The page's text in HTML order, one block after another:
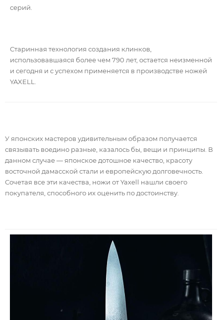
серий.
Старинная технология создания клинков,
использовавшаяся более чем 790 лет, остается неизменной
и сегодня и с успехом применяется в производстве ножей
YAXELL.
У японских мастеров удивительным образом получается
связывать воедино разные, казалось бы, вещи и принципы. В
данном случае — японское дотошное качество, красоту
восточной дамасской стали и европейскую долговечность.
Сочетая все эти качества, ножи от Yaxell нашли своего
покупателя, способного их оценить по достоинству.